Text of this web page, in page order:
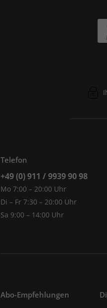
Telefon
+49 (0) 911 / 9939 90 98
Mo 7:00 – 20:00 Uhr
Di – Fr 7:30 – 20:00 Uhr
Sa 9:00 – 14:00 Uhr
Abo-Empfehlungen